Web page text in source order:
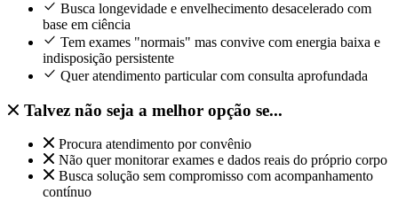
Busca longevidade e envelhecimento desacelerado com
base em ciência
Tem exames "normais" mas convive com energia baixa e
indisposição persistente
Quer atendimento particular com consulta aprofundada
Talvez não seja a melhor opção se...
Procura atendimento por convênio
Não quer monitorar exames e dados reais do próprio corpo
Busca solução sem compromisso com acompanhamento
contínuo